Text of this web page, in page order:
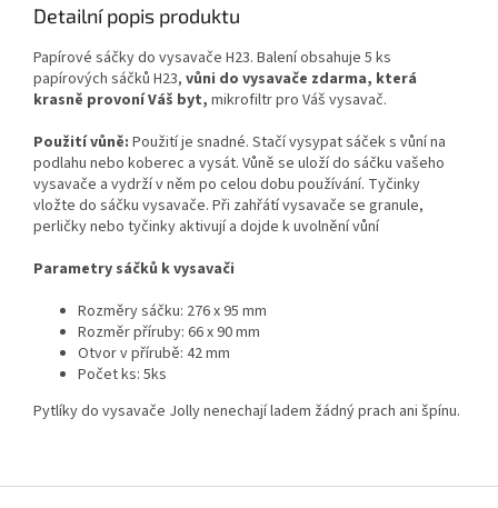
Detailní popis produktu
Papírové sáčky do vysavače H23. Balení obsahuje 5 ks
papírových sáčků H23, vůni do vysavače zdarma, která
krasně provoní Váš byt, mikrofiltr pro Váš vysavač.
Použití vůně: Použití je snadné. Stačí vysypat sáček s vůní na
podlahu nebo koberec a vysát. Vůně se uloží do sáčku vašeho
vysavače a vydrží v něm po celou dobu používání. Tyčinky
vložte do sáčku vysavače. Při zahřátí vysavače se granule,
perličky nebo tyčinky aktivují a dojde k uvolnění vůní
Parametry sáčků k vysavači
Rozměry sáčku: 276 x 95 mm
Rozměr příruby: 66 x 90 mm
Otvor v přírubě: 42 mm
Počet ks: 5ks
Pytlíky do vysavače Jolly nenechají ladem žádný prach ani špínu.